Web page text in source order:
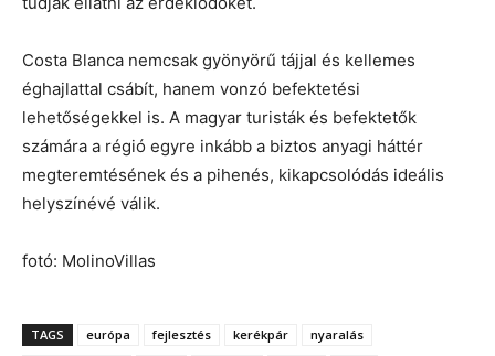
Costa Blanca nemcsak gyönyörű tájjal és kellemes
éghajlattal csábít, hanem vonzó befektetési
lehetőségekkel is. A magyar turisták és befektetők
számára a régió egyre inkább a biztos anyagi háttér
megteremtésének és a pihenés, kikapcsolódás ideális
helyszínévé válik.
fotó: MolinoVillas
TAGS európa fejlesztés kerékpár
nyaralás